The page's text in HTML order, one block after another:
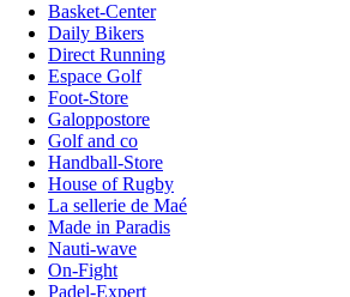
Basket-Center
Daily Bikers
Direct Running
Espace Golf
Foot-Store
Galoppostore
Golf and co
Handball-Store
House of Rugby
La sellerie de Maé
Made in Paradis
Nauti-wave
On-Fight
Padel-Expert